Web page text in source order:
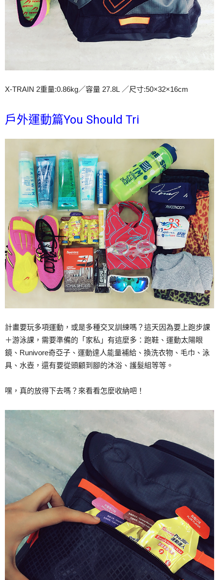
X-TRAIN 2重量:0.86kg／容量 27.8L ／尺寸:50×32×16cm
戶外運動篇You Should Tri
計畫要玩多項運動，或是多種交叉訓練嗎？這天因為要上跑步課
＋游泳課，需要準備的「家私」有這麼多：跑鞋、運動太陽眼
鏡、Runivore奇亞子、運動達人能量補給、換洗衣物、毛巾、泳
具、水壺，還有要從頭顧到腳的沐浴、護髮組等等。
嘿，真的放得下去嗎？來看看怎麼收納吧！